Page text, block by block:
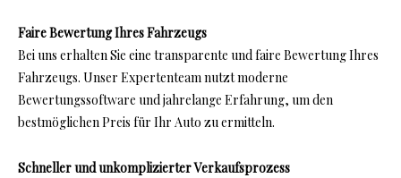
Faire Bewertung Ihres Fahrzeugs
Bei uns erhalten Sie eine transparente und faire Bewertung Ihres
Fahrzeugs. Unser Expertenteam nutzt moderne
Bewertungssoftware und jahrelange Erfahrung, um den
bestmöglichen Preis für Ihr Auto zu ermitteln.
Schneller und unkomplizierter Verkaufsprozess